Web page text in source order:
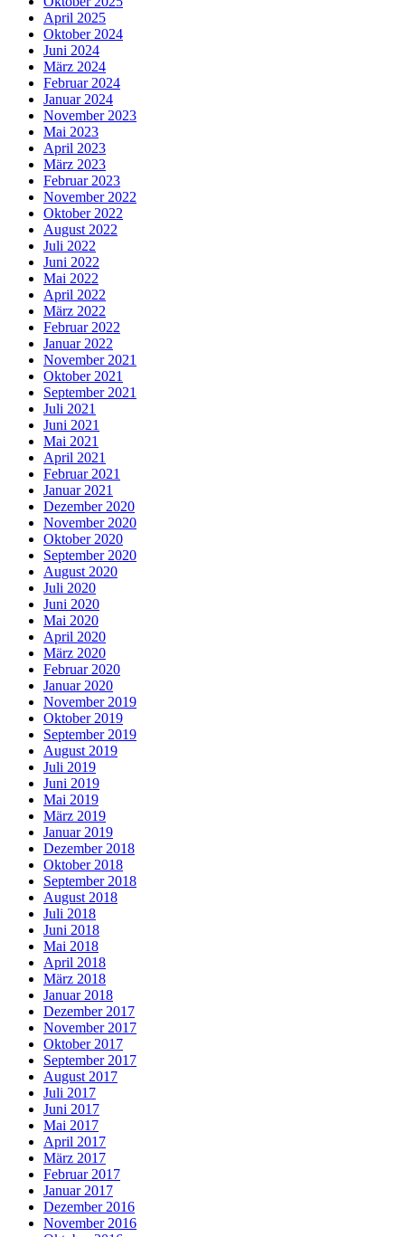
April 2025
Oktober 2024
Juni 2024
März 2024
Februar 2024
Januar 2024
November 2023
Mai 2023
April 2023
März 2023
Februar 2023
November 2022
Oktober 2022
August 2022
Juli 2022
Juni 2022
Mai 2022
April 2022
März 2022
Februar 2022
Januar 2022
November 2021
Oktober 2021
September 2021
Juli 2021
Juni 2021
Mai 2021
April 2021
Februar 2021
Januar 2021
Dezember 2020
November 2020
Oktober 2020
September 2020
August 2020
Juli 2020
Juni 2020
Mai 2020
April 2020
März 2020
Februar 2020
Januar 2020
November 2019
Oktober 2019
September 2019
August 2019
Juli 2019
Juni 2019
Mai 2019
März 2019
Januar 2019
Dezember 2018
Oktober 2018
September 2018
August 2018
Juli 2018
Juni 2018
Mai 2018
April 2018
März 2018
Januar 2018
Dezember 2017
November 2017
Oktober 2017
September 2017
August 2017
Juli 2017
Juni 2017
Mai 2017
April 2017
März 2017
Februar 2017
Januar 2017
Dezember 2016
November 2016